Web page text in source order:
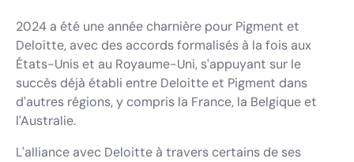
2024 a été une année charnière pour Pigment et
Deloitte, avec des accords formalisés à la fois aux
États-Unis et au Royaume-Uni, s'appuyant sur le
succès déjà établi entre Deloitte et Pigment dans
d'autres régions, y compris la France, la Belgique et
l'Australie.
L'alliance avec Deloitte à travers certains de ses